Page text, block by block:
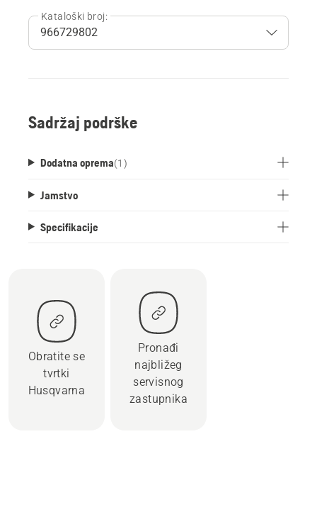
Kataloški broj:
Sadržaj podrške
Dodatna oprema(1 )
Jamstvo
Specifikacije
Obratite se
tvrtki
Husqvarna
Pronađi
najbližeg
servisnog
zastupnika